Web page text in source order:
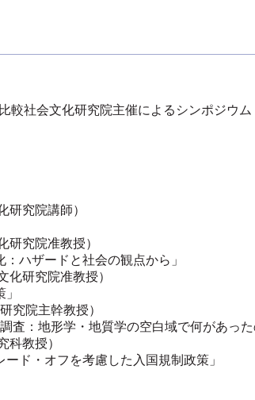
較社会文化研究院主催によるシンポジウ
研究院講師）
研究院准教授）
ハザードと社会の観点から」
化研究院准教授）
究院主幹教授）
査：地形学・地質学の空白域で何があった
科教授）
ド・オフを考慮した入国規制政策」